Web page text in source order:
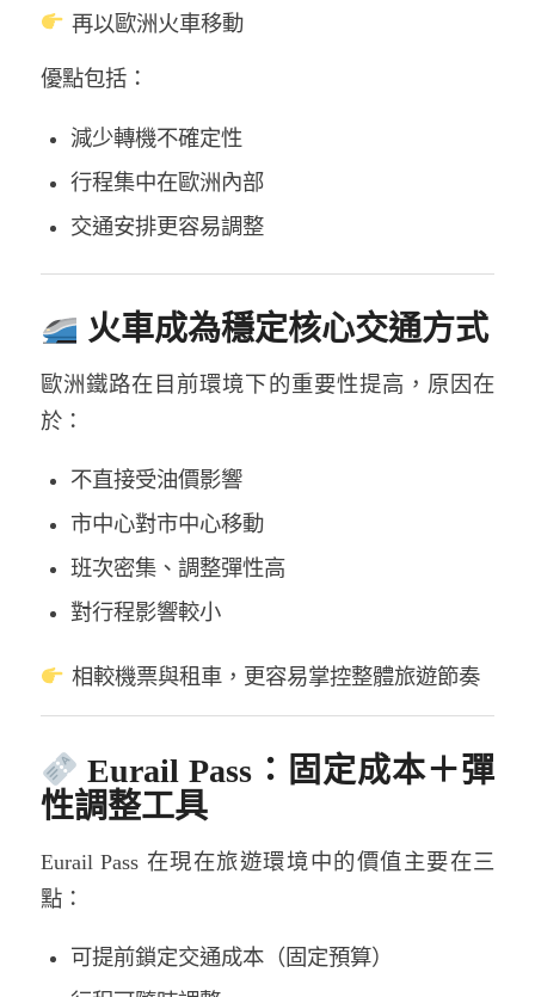
再以歐洲火車移動
優點包括：
減少轉機不確定性
行程集中在歐洲內部
交通安排更容易調整
火車成為穩定核心交通方式
歐洲鐵路在目前環境下的重要性提高，原因在
於：
不直接受油價影響
市中心對市中心移動
班次密集、調整彈性高
對行程影響較小
相較機票與租車，更容易掌控整體旅遊節奏
Eurail Pass：固定成本＋彈
性調整工具
Eurail Pass 在現在旅遊環境中的價值主要在三
點：
可提前鎖定交通成本（固定預算）